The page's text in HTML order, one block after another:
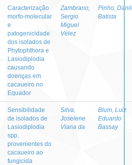
Caracterização
morfo-molecular
e
patogenicidade
dos isolados de
Phytophthora e
Lasiodiplodia
causando
doenças em
cacaueiro no
Equador
Zambrano,
Sergio
Miguel
Vélez
Pinho,
Batista
Sensibilidade
de isolados de
Lasiodiplodia
spp.
provenientes do
cacaueiro ao
fungicida
Silva,
Joselene
Viana da
Blum, Luiz
Eduardo
Bassay